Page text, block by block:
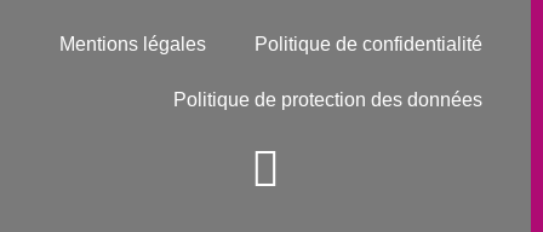
Mentions légales Politique de confidentialité
Politique de protection des données